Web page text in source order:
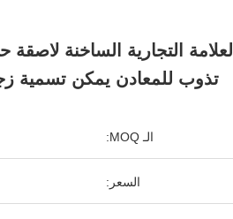
العلامة التجارية الساخنة
تذوب للمعادن يمكن تسمية
الـ MOQ:
السعر: